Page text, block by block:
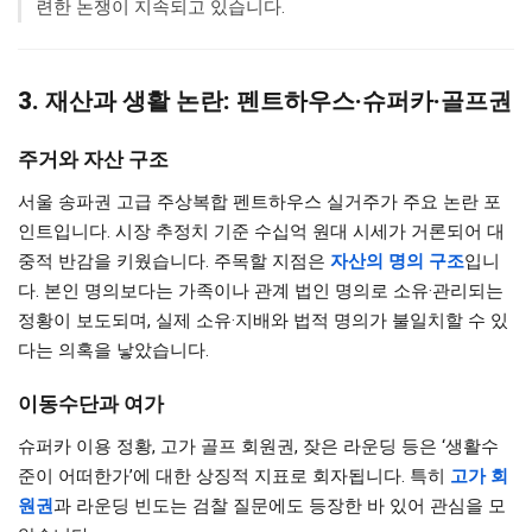
련한 논쟁이 지속되고 있습니다.
3. 재산과 생활 논란: 펜트하우스·슈퍼카·골프권
주거와 자산 구조
서울 송파권 고급 주상복합 펜트하우스 실거주가 주요 논란 포
인트입니다. 시장 추정치 기준 수십억 원대 시세가 거론되어 대
중적 반감을 키웠습니다. 주목할 지점은 자산의 명의 구조입니
다. 본인 명의보다는 가족이나 관계 법인 명의로 소유·관리되는
정황이 보도되며, 실제 소유·지배와 법적 명의가 불일치할 수 있
다는 의혹을 낳았습니다.
이동수단과 여가
슈퍼카 이용 정황, 고가 골프 회원권, 잦은 라운딩 등은 ‘생활수
준이 어떠한가’에 대한 상징적 지표로 회자됩니다. 특히 고가 회
원권과 라운딩 빈도는 검찰 질문에도 등장한 바 있어 관심을 모